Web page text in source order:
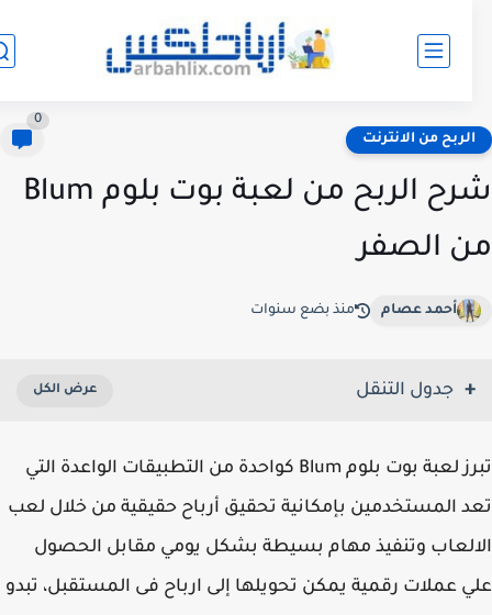
من الانترنت
شرح الربح من لعبة بوت بلوم Blum
الصفر
أحمد عصام منذ بضع سنوات
جدول التنقل
تبرز لعبة بوت بلوم Blum كواحدة من التطبيقات الواعدة التي
المستخدمين بإمكانية تحقيق أرباح حقيقية من خلال لعب
وتنفيذ مهام بسيطة بشكل يومي مقابل الحصول
عملات رقمية يمكن تحويلها إلى ارباح فى المستقبل، تبدو